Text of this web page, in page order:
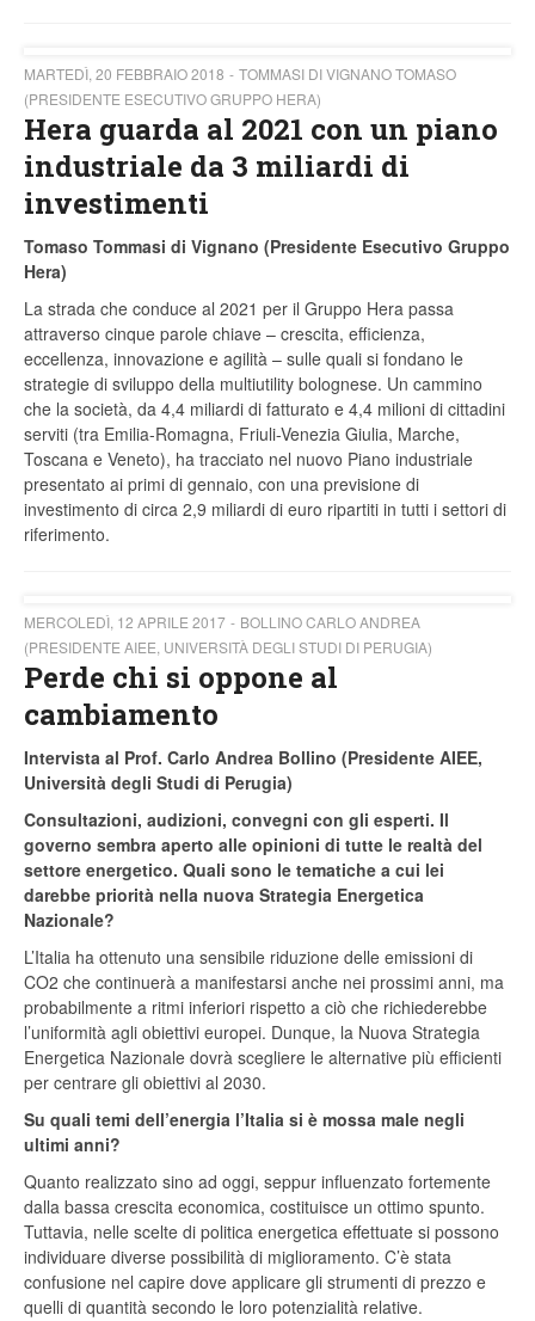
MARTEDÌ, 20 FEBBRAIO 2018
TOMMASI DI VIGNANO TOMASO
(PRESIDENTE ESECUTIVO GRUPPO HERA)
Hera guarda al 2021 con un piano
industriale da 3 miliardi di
investimenti
Tomaso Tommasi di Vignano (Presidente Esecutivo Gruppo
Hera)
La strada che conduce al 2021 per il Gruppo Hera passa
attraverso cinque parole chiave – crescita, efficienza,
eccellenza, innovazione e agilità – sulle quali si fondano le
strategie di sviluppo della multiutility bolognese. Un cammino
che la società, da 4,4 miliardi di fatturato e 4,4 milioni di cittadini
serviti (tra Emilia-Romagna, Friuli-Venezia Giulia, Marche,
Toscana e Veneto), ha tracciato nel nuovo Piano industriale
presentato ai primi di gennaio, con una previsione di
investimento di circa 2,9 miliardi di euro ripartiti in tutti i settori di
riferimento.
MERCOLEDÌ, 12 APRILE 2017
BOLLINO CARLO ANDREA
(PRESIDENTE AIEE, UNIVERSITÀ DEGLI STUDI DI PERUGIA)
Perde chi si oppone al
cambiamento
Intervista al Prof. Carlo Andrea Bollino (Presidente AIEE,
Università degli Studi di Perugia)
Consultazioni, audizioni, convegni con gli esperti. Il
governo sembra aperto alle opinioni di tutte le realtà del
settore energetico. Quali sono le tematiche a cui lei
darebbe priorità nella nuova Strategia Energetica
Nazionale?
L’Italia ha ottenuto una sensibile riduzione delle emissioni di
CO2 che continuerà a manifestarsi anche nei prossimi anni, ma
probabilmente a ritmi inferiori rispetto a ciò che richiederebbe
l’uniformità agli obiettivi europei. Dunque, la Nuova Strategia
Energetica Nazionale dovrà scegliere le alternative più efficienti
per centrare gli obiettivi al 2030.
Su quali temi dell’energia l’Italia si è mossa male negli
ultimi anni?
Quanto realizzato sino ad oggi, seppur influenzato fortemente
dalla bassa crescita economica, costituisce un ottimo spunto.
Tuttavia, nelle scelte di politica energetica effettuate si possono
individuare diverse possibilità di miglioramento. C’è stata
confusione nel capire dove applicare gli strumenti di prezzo e
quelli di quantità secondo le loro potenzialità relative.